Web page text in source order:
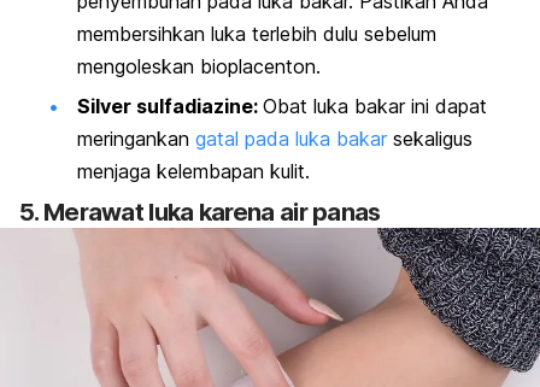
membersihkan luka terlebih dulu sebelum
mengoleskan bioplacenton.
Silver sulfadiazine: Obat luka bakar ini dapat
meringankan gatal pada luka bakar sekaligus
menjaga kelembapan kulit.
5. Merawat luka karena air panas